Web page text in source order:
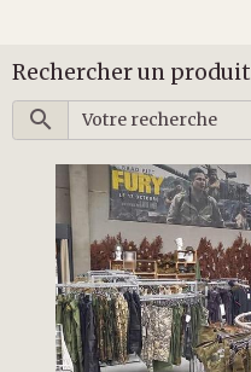
Rechercher un produit